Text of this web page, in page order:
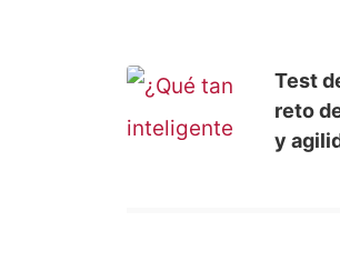
Test
reto
y